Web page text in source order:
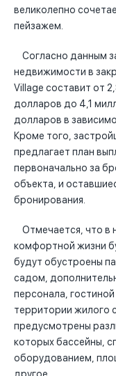
великолепно
пейзажем.
Согласно данным
недвижимости в
Village составит от
долларов до 4,1
долларов в
Кроме того,
предлагает план
первоначально за
объекта, и
бронирования.
Отмечается, что в
комфортной жизни
будут обустроены
садом,
персонала,
территории жилого
предусмотрены
которых бассейны,
оборудованием,